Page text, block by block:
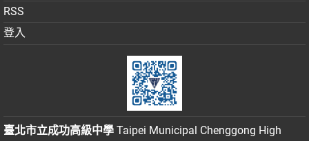
RSS
登入
臺北市立成功高級中學 Taipei Municipal Chenggong High